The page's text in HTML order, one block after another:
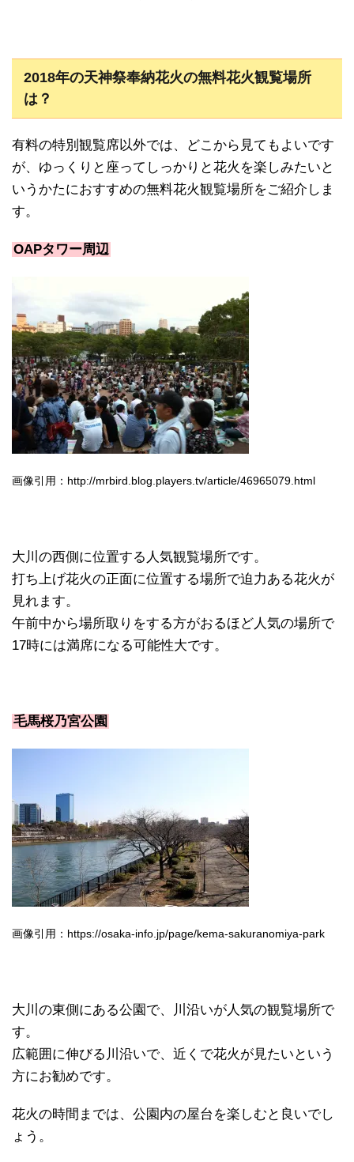
2018年の天神祭奉納花火の無料花火観覧場所
は？
有料の特別観覧席以外では、どこから見てもよいです
が、ゆっくりと座ってしっかりと花火を楽しみたいと
いうかたにおすすめの無料花火観覧場所をご紹介しま
す。
OAPタワー周辺
画像引用：http://mrbird.blog.players.tv/article/46965079.html
大川の西側に位置する人気観覧場所です。
打ち上げ花火の正面に位置する場所で迫力ある花火が
見れます。
午前中から場所取りをする方がおるほど人気の場所で
17時には満席になる可能性大です。
毛馬桜乃宮公園
画像引用：https://osaka-info.jp/page/kema-sakuranomiya-park
大川の東側にある公園で、川沿いが人気の観覧場所で
す。
広範囲に伸びる川沿いで、近くで花火が見たいという
方にお勧めです。
花火の時間までは、公園内の屋台を楽しむと良いでし
ょう。